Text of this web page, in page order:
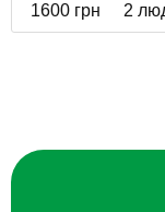
1600 грн 2